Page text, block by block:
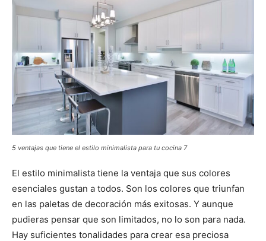
5 ventajas que tiene el estilo minimalista para tu cocina 7
El estilo minimalista tiene la ventaja que sus colores
esenciales gustan a todos. Son los colores que triunfan
en las paletas de decoración más exitosas. Y aunque
pudieras pensar que son limitados, no lo son para nada.
Hay suficientes tonalidades para crear esa preciosa